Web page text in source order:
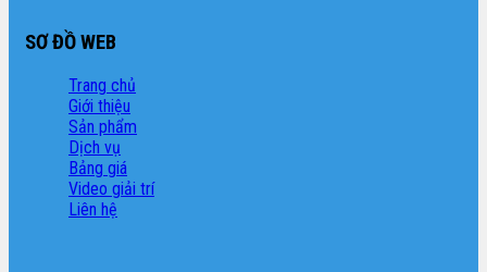
SƠ ĐỒ WEB
Trang chủ
Giới thiệu
Sản phẩm
Dịch vụ
Bảng giá
Video giải trí
Liên hệ